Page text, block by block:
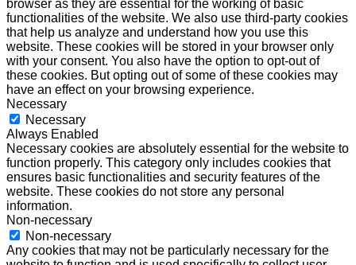
browser as they are essential for the working of basic
functionalities of the website. We also use third-party cookies
that help us analyze and understand how you use this
website. These cookies will be stored in your browser only
with your consent. You also have the option to opt-out of
these cookies. But opting out of some of these cookies may
have an effect on your browsing experience.
Necessary
Necessary
Always Enabled
Necessary cookies are absolutely essential for the website to
function properly. This category only includes cookies that
ensures basic functionalities and security features of the
website. These cookies do not store any personal
information.
Non-necessary
Non-necessary
Any cookies that may not be particularly necessary for the